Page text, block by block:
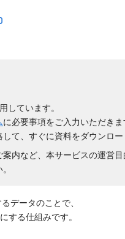
しています。
に必要事項をご入力いただきま
て、すぐに資料をダウンロー
内など、本サービスの運営目
データのことで、
する仕組みです。